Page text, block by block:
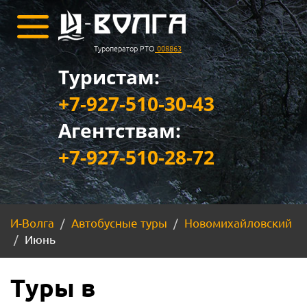
Туроператор РТО 008863
Туристам:
+7-927-510-30-43
Агентствам:
+7-927-510-28-72
И-Волга Автобусные туры
Новомихайловский
Июнь
Туры в